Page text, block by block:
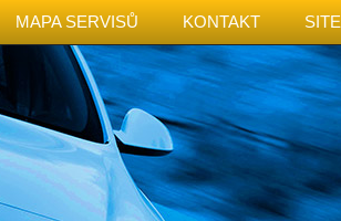
MAPA SERVISŮ KONTAKT